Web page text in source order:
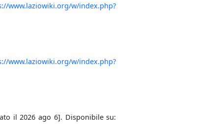
www.laziowiki.org/w/index.php?
www.laziowiki.org/w/index.php?
il 2026 ago 6]. Disponibile su: